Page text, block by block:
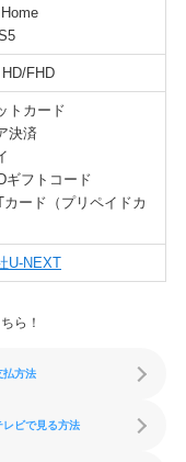
FHD
トカード
決済
ギフトコード
カード（プリペイドカ
U-NEXT
ら！
払方法
レビで見る方法